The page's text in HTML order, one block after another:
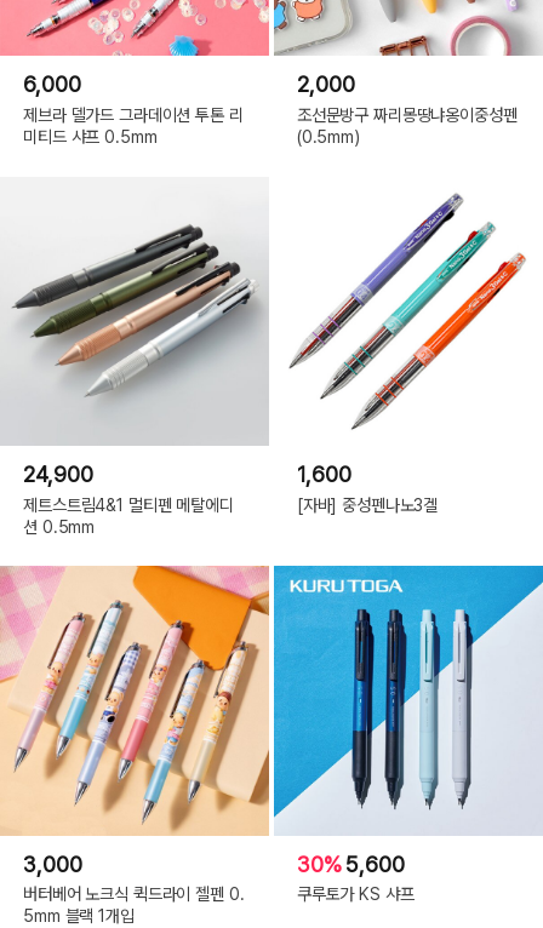
6,000
제브라 델가드 그라데이션 투톤 리
미티드 샤프 0.5mm
2,000
조선문방구 짜리몽땅냐옹이중성펜
(0.5mm)
24,900
제트스트림4&1 멀티펜 메탈에디
션 0.5mm
1,600
[자바] 중성펜나노3겔
3,000
버터베어 노크식 퀵드라이 젤펜 0.
5mm 블랙 1개입
30%5,600
쿠루토가 KS 샤프